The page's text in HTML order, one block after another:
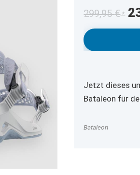
299,95€
Jetzt dieses
Bataleon für
Bataleon